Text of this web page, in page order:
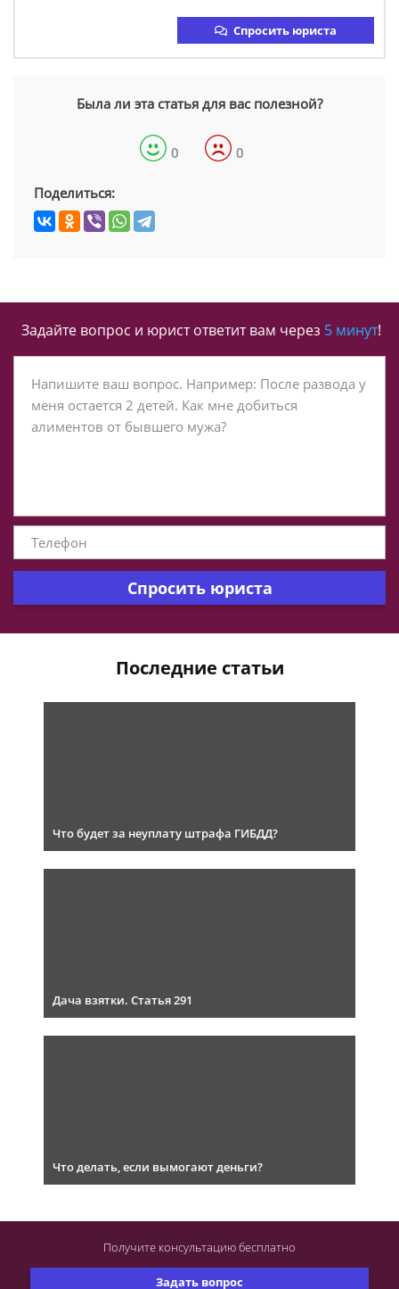
Спросить юриста
Была ли эта статья для вас полезной?
0 0
Поделиться:
Задайте вопрос и юрист ответит вам через 5 минут!
Спросить юриста
Последние статьи
Что будет за неуплату штрафа ГИБДД?
Дача взятки. Статья 291
Что делать, если вымогают деньги?
Задать вопрос
Получите консультациюбесплатно